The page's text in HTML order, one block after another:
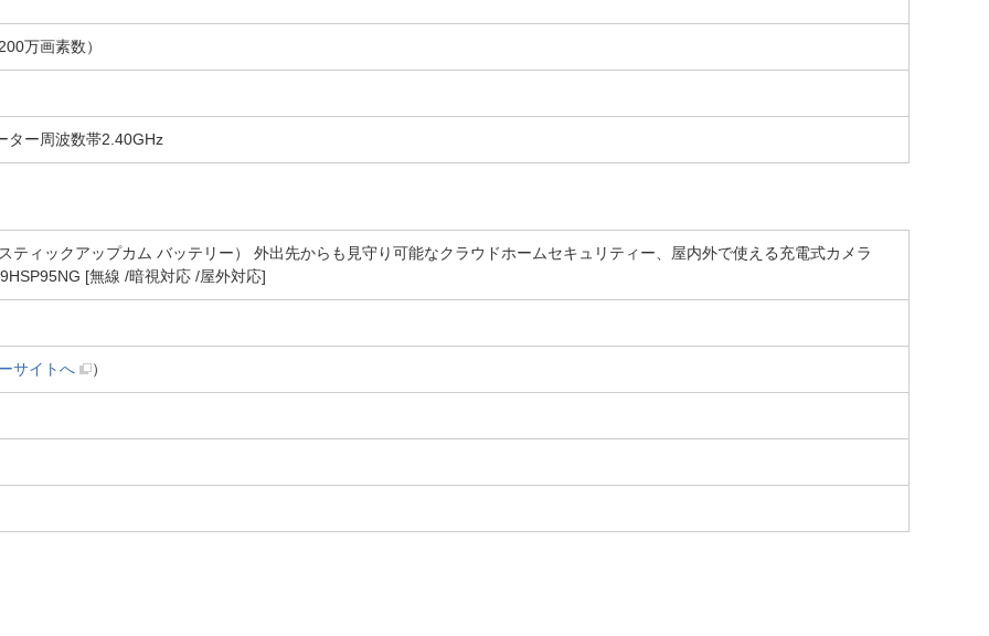
万画素数）
ター周波数帯2.40GHz
ティックアップカム バッテリー） 外出先からも見守り可能なクラウドホームセキュリティー、屋内外で使える充電式カメラ
[無線 /暗視対応 /屋外対応]
サイトへ ）